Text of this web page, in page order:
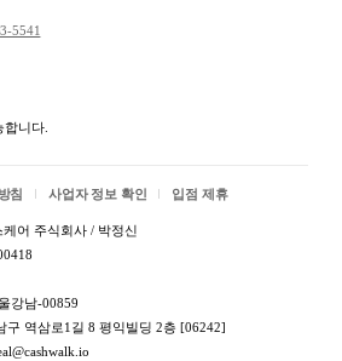
5541
니다.
침 사업자 정보 확인 입점 제휴
케어 주식회사 / 박정신
강남-00859
구 역삼로1길 8 평익빌딩 2층 [06242]